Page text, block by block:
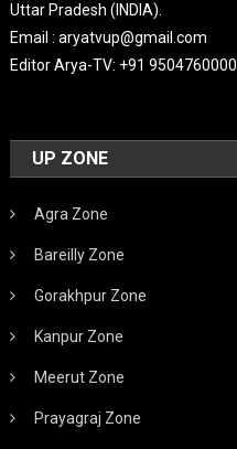
Uttar Pradesh (INDIA).
Email : aryatvup@gmail.com
Editor Arya-TV: +91 9504760000
UP ZONE
Agra Zone
Bareilly Zone
Gorakhpur Zone
Kanpur Zone
Meerut Zone
Prayagraj Zone